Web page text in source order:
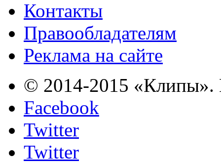
Контакты
Правообладателям
Реклама на сайте
© 2014-2015 «Клипы».
Facebook
Twitter
Twitter